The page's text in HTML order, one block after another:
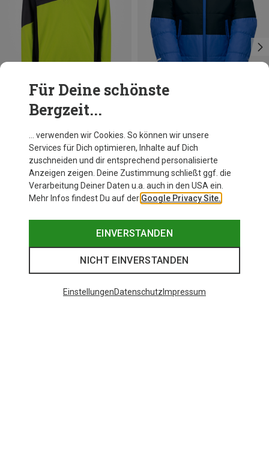
Du sparst 61%
Für Deine schönste
Bergzeit...
… verwenden wir Cookies. So können wir unsere
Services für Dich optimieren, Inhalte auf Dich
zuschneiden und dir entsprechend personalisierte
Anzeigen zeigen. Deine Zustimmung schließt ggf. die
Verarbeitung Deiner Daten u.a. auch in den USA ein.
Mehr Infos findest Du auf der Google Privacy Site.
EINVERSTANDEN
NICHT EINVERSTANDEN
EinstellungenDatenschutz Impressum